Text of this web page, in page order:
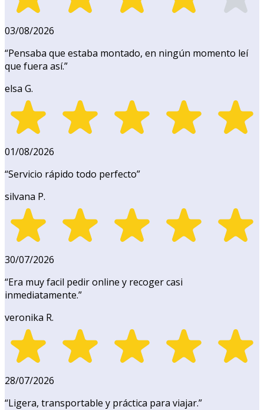
03/08/2026
“Pensaba que estaba montado, en ningún momento leí
que fuera así.”
elsa G.
01/08/2026
“Servicio rápido todo perfecto”
silvana P.
30/07/2026
“Era muy facil pedir online y recoger casi
inmediatamente.”
veronika R.
28/07/2026
“Ligera, transportable y práctica para viajar.”